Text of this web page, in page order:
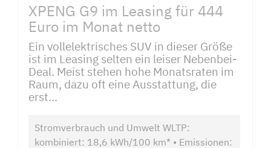
XPENG G9 im Leasing für 444
Euro im Monat netto
Ein vollelektrisches SUV in dieser Größe
ist im Leasing selten ein leiser Nebenbei-
Deal. Meist stehen hohe Monatsraten im
Raum, dazu oft eine Ausstattung, die
erst...
Stromverbrauch und Umwelt WLTP:
kombiniert: 18,6 kWh/100 km* • Emissionen: